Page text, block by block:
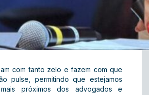
com tanto zelo e fazem com que
pulse, permitindo que estejamos
próximos dos advogados e